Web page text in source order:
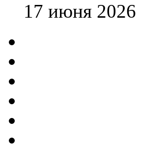
17 июня 2026